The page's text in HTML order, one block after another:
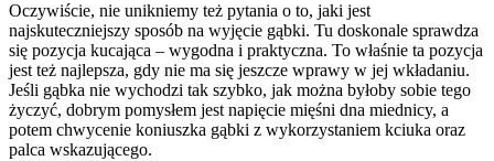
Oczywiście, nie unikniemy też pytania o to, jaki jest
najskuteczniejszy sposób na wyjęcie gąbki. Tu doskonale sprawdza
się pozycja kucająca – wygodna i praktyczna. To właśnie ta pozycja
jest też najlepsza, gdy nie ma się jeszcze wprawy w jej wkładaniu.
Jeśli gąbka nie wychodzi tak szybko, jak można byłoby sobie tego
życzyć, dobrym pomysłem jest napięcie mięśni dna miednicy, a
potem chwycenie koniuszka gąbki z wykorzystaniem kciuka oraz
palca wskazującego.